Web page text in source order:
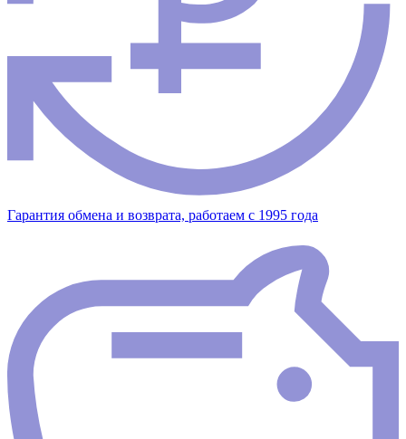
Гарантия обмена и возврата, работаем с 1995 года